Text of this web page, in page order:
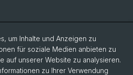
um Inhalte und Anzeigen zu
für soziale Medien anbieten zu
auf unserer Website zu analysieren.
zu Ihrer Verwendung